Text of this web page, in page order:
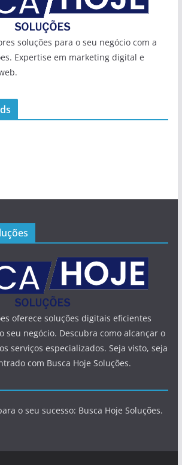
soluções para o seu negócio com a
Expertise em marketing digital e
oferece soluções digitais eficientes
seu negócio. Descubra como alcançar o
serviços especializados. Seja visto, seja
com Busca Hoje Soluções.
o seu sucesso: Busca Hoje Soluções.